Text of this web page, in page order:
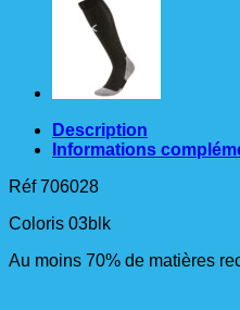
Description
Informations
Réf 706028
Coloris 03blk
Au moins 70% de matières